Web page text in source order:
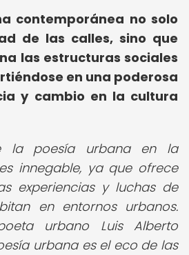
contemporánea no solo
de las calles, sino que
las estructuras sociales
en una poderosa
y cambio en la cultura
la poesía urbana en la
innegable, ya que ofrece
experiencias y luchas de
en entornos urbanos.
urbano Luis Alberto
urbana es el eco de las